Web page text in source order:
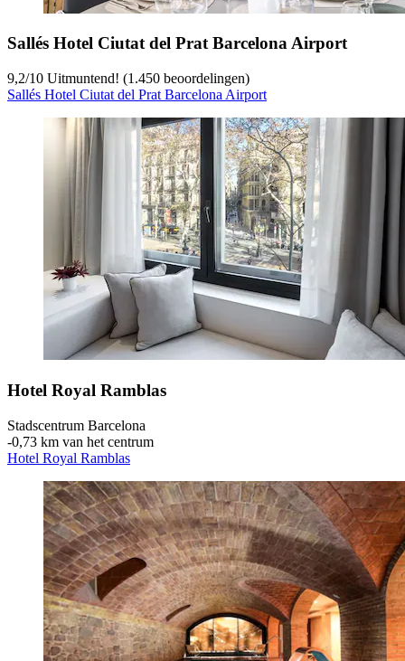
Sallés Hotel Ciutat del Prat Barcelona Airport
9,2/10 Uitmuntend! (1.450 beoordelingen)
Sallés Hotel Ciutat del Prat Barcelona Airport
Hotel Royal Ramblas
Stadscentrum Barcelona
‐0,73 km van het centrum
Hotel Royal Ramblas